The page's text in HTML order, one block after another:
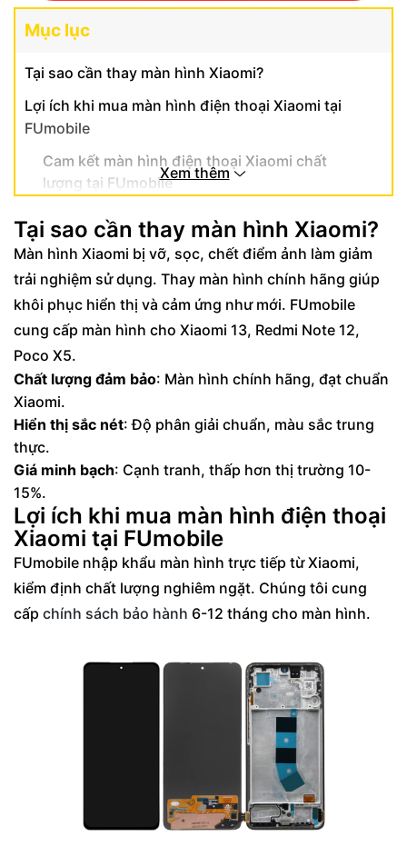
Mục lục
Tại sao cần thay màn hình Xiaomi?
Lợi ích khi mua màn hình điện thoại Xiaomi tại
FUmobile
Cam kết màn hình điện thoại Xiaomi chất
lượng tại FUmobile
lượng
Kết luận
Xem thêm
Tại sao cần thay màn hình Xiaomi?
Màn hình Xiaomi bị vỡ, sọc, chết điểm ảnh làm giảm
trải nghiệm sử dụng. Thay màn hình chính hãng giúp
khôi phục hiển thị và cảm ứng như mới. FUmobile
cung cấp màn hình cho Xiaomi 13, Redmi Note 12,
Poco X5.
Chất lượng đảm bảo: Màn hình chính hãng, đạt chuẩn
Xiaomi.
Hiển thị sắc nét: Độ phân giải chuẩn, màu sắc trung
thực.
Giá minh bạch: Cạnh tranh, thấp hơn thị trường 10-
15%.
Lợi ích khi mua màn hình điện thoại
Xiaomi tại FUmobile
FUmobile nhập khẩu màn hình trực tiếp từ Xiaomi,
kiểm định chất lượng nghiêm ngặt. Chúng tôi cung
cấp chính sách bảo hành 6-12 tháng cho màn hình.